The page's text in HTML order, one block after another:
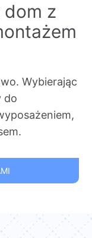
dom z
Wybierając
do